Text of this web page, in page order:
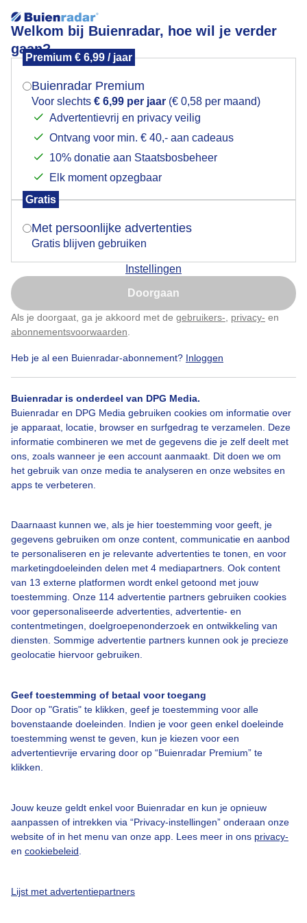
Welkom bij Buienradar, hoe wil je verder
gaan?
Premium € 6,99 / jaar
Buienradar Premium
Voor slechts € 6,99 per jaar (€ 0,58 per maand)
Advertentievrij en privacy veilig
Ontvang voor min. € 40,- aan cadeaus
10% donatie aan Staatsbosbeheer
Elk moment opzegbaar
Gratis
Met persoonlijke advertenties
Gratis blijven gebruiken
Instellingen
Doorgaan
Als je doorgaat, ga je akkoord met de gebruikers- privacy- en
abonnementsvoorwaarden
Heb je al een Buienradar-abonnement? Inloggen
Buienradar is onderdeel van DPG Media.
Buienradar en DPG Media gebruiken cookies om informatie over
je apparaat, locatie, browser en surfgedrag te verzamelen. Deze
informatie combineren we met de gegevens die je zelf deelt met
ons, zoals wanneer je een account aanmaakt. Dit doen we om
het gebruik van onze media te analyseren en onze websites en
apps te verbeteren.
Daarnaast kunnen we, als je hier toestemming voor geeft, je
gegevens gebruiken om onze content, communicatie en aanbod
te personaliseren en je relevante advertenties te tonen, en voor
marketingdoeleinden delen met 4 mediapartners. Ook content
van 13 externe platformen wordt enkel getoond met jouw
toestemming. Onze 114 advertentie partners gebruiken cookies
voor gepersonaliseerde advertenties, advertentie- en
contentmetingen, doelgroepenonderzoek en ontwikkeling van
diensten. Sommige advertentie partners kunnen ook je precieze
geolocatie hiervoor gebruiken.
Geef toestemming of betaal voor toegang
Door op "Gratis" te klikken, geef je toestemming voor alle
bovenstaande doeleinden. Indien je voor geen enkel doeleinde
toestemming wenst te geven, kun je kiezen voor een
advertentievrije ervaring door op “Buienradar Premium” te
klikken.
Jouw keuze geldt enkel voor Buienradar en kun je opnieuw
aanpassen of intrekken via “Privacy-instellingen” onderaan onze
website of in het menu van onze app. Lees meer in ons privacy-
en cookiebeleid
Lijst met advertentiepartners
Een grijze windstille ochtend zonder zon
Door: Maddy Koster
Bekijk slideshow
Een moment geduld aub...
Over Buienradar
Contact
Toegankelijkheid
Gebruikersvoorwaarden
Buienradar Team
Privacy beleid
Cookie beleid
Gratis weerdata
Mogen we je locatie gebruiken voor het
Indien je hier nog geen akkoord op hebt gegeven,
verschijnt er zo een pop-up uit je browser waarin
Is goed, toon de popup
Nu niet, misschien later
Klik hierom dit aan te passen